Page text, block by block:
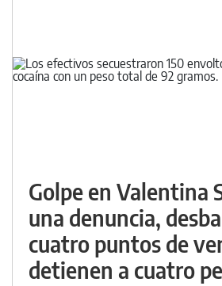
Golpe en Valentina
una denuncia,
cuatro puntos de
detienen a cuatro